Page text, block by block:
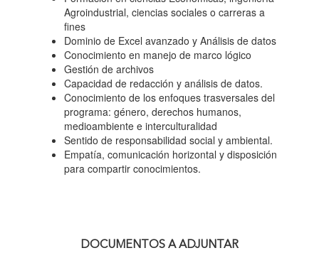
Agroindustrial, ciencias sociales o carreras a
fines
Dominio de Excel avanzado y Análisis de datos
Conocimiento en manejo de marco lógico
Gestión de archivos
Capacidad de redacción y análisis de datos.
Conocimiento de los enfoques trasversales del
programa: género, derechos humanos,
medioambiente e interculturalidad
Sentido de responsabilidad social y ambiental.
Empatía, comunicación horizontal y disposición
para compartir conocimientos.
DOCUMENTOS A ADJUNTAR